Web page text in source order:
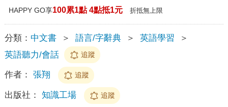
HAPPY GO享100累1點 4點抵1元 折抵無上限
分類： 中文書 ＞ 語言/字辭典 ＞ 英語學習
＞
英語聽力/會話
追蹤
作者： 張翔 追蹤
出版社： 知識工場 追蹤